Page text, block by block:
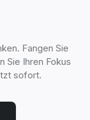
Fangen Sie
Sie Ihren Fokus
sofort.